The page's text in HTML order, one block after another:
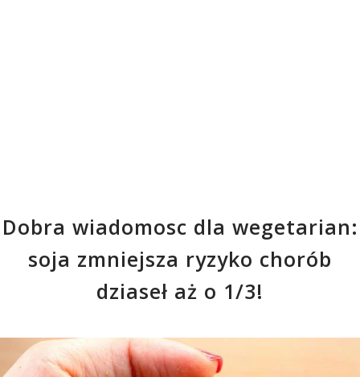
Dobra wiadomosc dla wegetarian:
soja zmniejsza ryzyko chorób
dziaseł aż o 1/3!